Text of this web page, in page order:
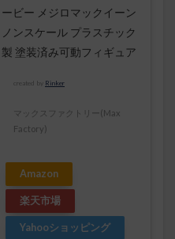
ービー メジロマックイーン
ノンスケール プラスチック
製 塗装済み可動フィギュア
created by Rinker
マックスファクトリー(Max
Factory)
Amazon
楽天市場
Yahooショッピング